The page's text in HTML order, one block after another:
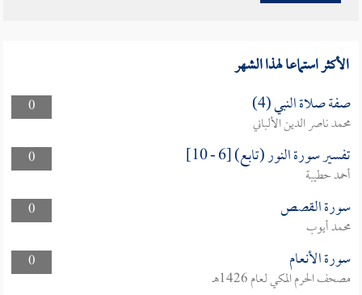
الأكثر استماعا لهذا الشهر
0 صفة صلاة النبي (4)
محمد ناصر الدين الألباني
0
تفسير سورة النور (تابع) [6 - 10]
أحمد حطيبة
0
سورة القصص
محمد أيوب
0
سورة الأنعام
مصحف الحرم المكي لعام 1426هـ